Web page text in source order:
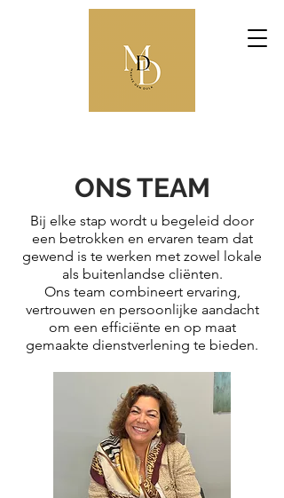
ONS TEAM
Bij elke stap wordt u begeleid door
een betrokken en ervaren team dat
gewend is te werken met zowel lokale
als buitenlandse cliënten.
Ons team combineert ervaring,
vertrouwen en persoonlijke aandacht
om een efficiënte en op maat
gemaakte dienstverlening te bieden.